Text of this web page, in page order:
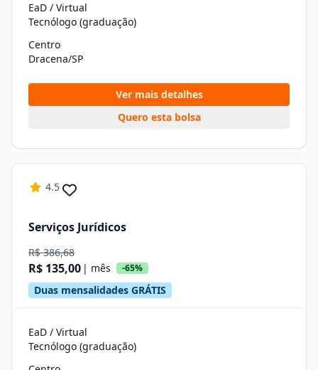
EaD / Virtual
Tecnólogo (graduação)
Centro
Dracena/SP
Ver mais detalhes
Quero esta bolsa
4.5
Serviços Jurídicos
R$ 386,68
R$ 135,00 | mês -65%
Duas mensalidades GRÁTIS
EaD / Virtual
Tecnólogo (graduação)